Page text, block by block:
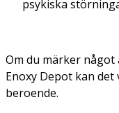
psykiska
Om du märker något
Enoxy Depot kan
beroende.